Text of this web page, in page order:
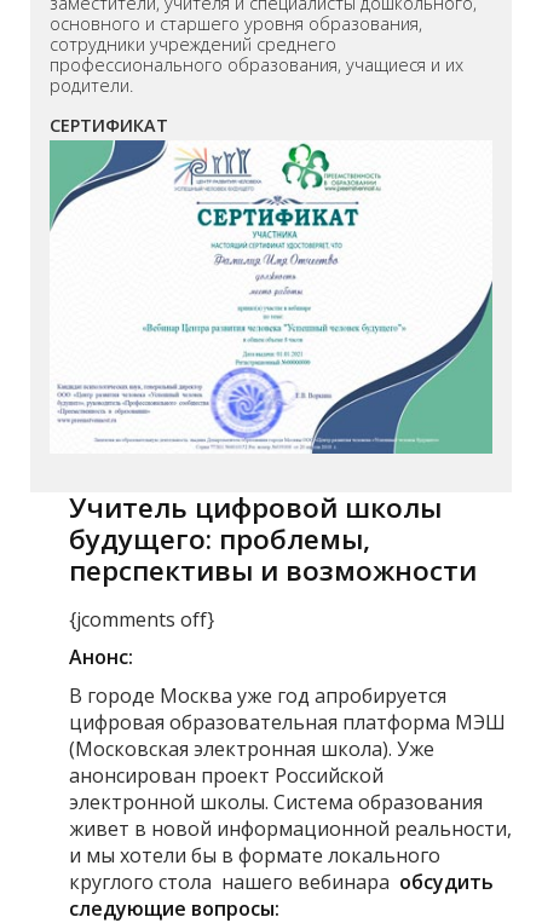
основного и старшего уровня образования,
сотрудники учреждений среднего
профессионального образования, учащиеся и их
родители.
СЕРТИФИКАТ
Учитель цифровой школы
будущего: проблемы,
перспективы и возможности
{jcomments off}
Анонс:
В городе Москва уже год апробируется
цифровая образовательная платформа МЭШ
(Московская электронная школа). Уже
анонсирован проект Российской
электронной школы. Система образования
живет в новой информационной реальности,
и мы хотели бы в формате локального
круглого стола нашего вебинара обсудить
следующие вопросы: